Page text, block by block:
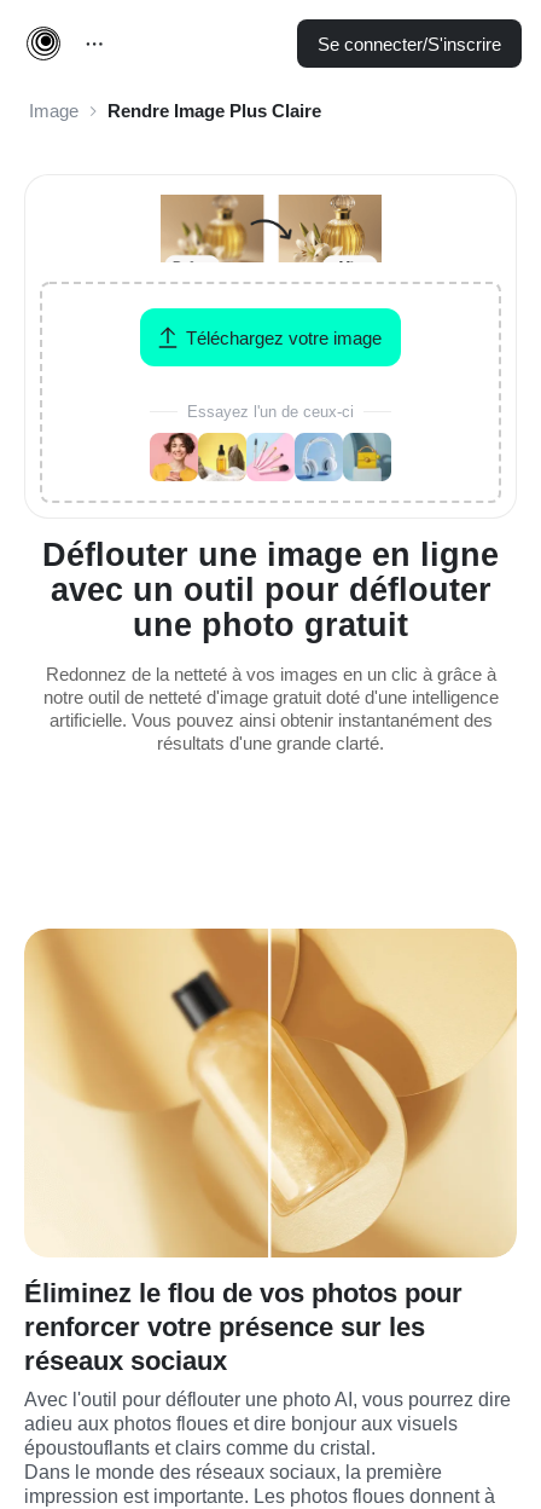
Se connecter/S'inscrire
Image Rendre Image Plus Claire
Déflouter une image en ligne
avec un outil pour déflouter
une photo gratuit
Redonnez de la netteté à vos images en un clic à grâce à
notre outil de netteté d'image gratuit doté d'une intelligence
artificielle. Vous pouvez ainsi obtenir instantanément des
résultats d'une grande clarté.
Téléchargez votre image
Essayez l'un de ceux-ci
Éliminez le flou de vos photos pour
renforcer votre présence sur les
réseaux sociaux
Avec l'outil pour déflouter une photo AI, vous pourrez dire
adieu aux photos floues et dire bonjour aux visuels
époustouflants et clairs comme du cristal.
Dans le monde des réseaux sociaux, la première
impression est importante. Les photos floues donnent à